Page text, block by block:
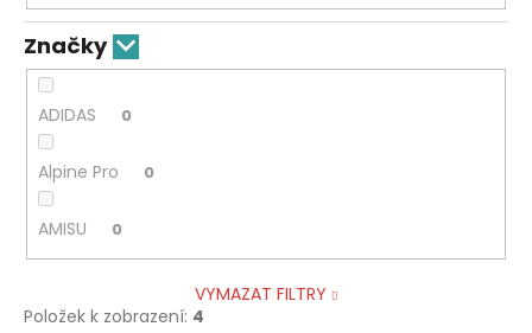
Značky
ADIDAS 0
Alpine Pro 0
AMISU 0
VYMAZAT FILTRY
Položek k zobrazení: 4